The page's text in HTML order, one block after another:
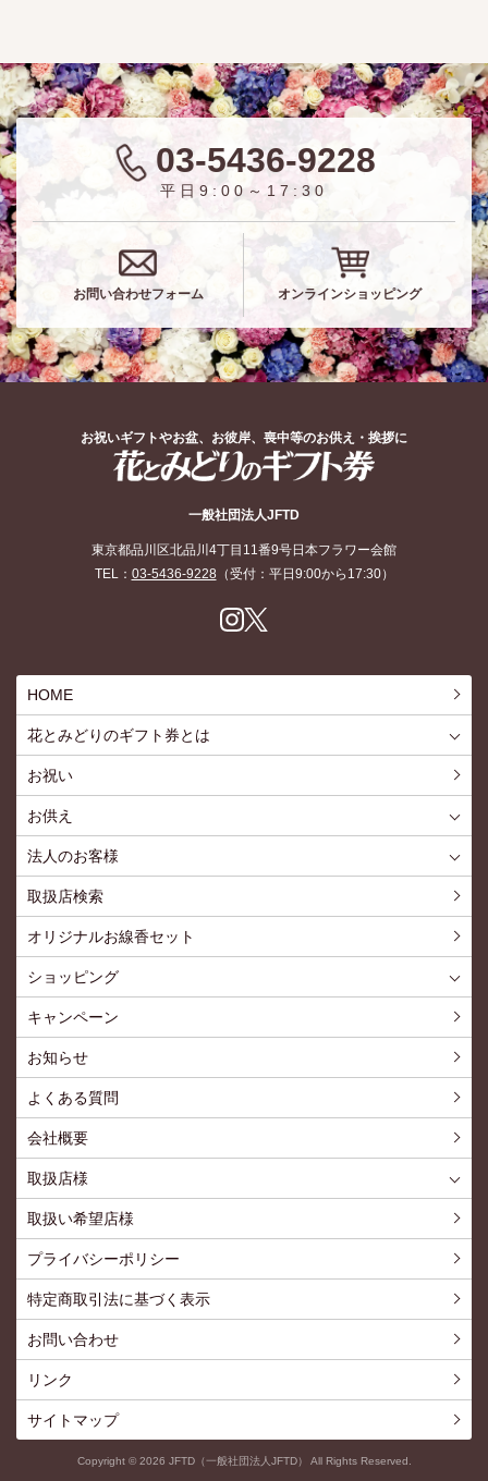
03-5436-9228
平日9:00～17:30
お問い合わせフォーム オンラインショッピング
お祝いギフトやお盆、お彼岸、喪中等のお供え・挨拶に
一般社団法人JFTD
東京都品川区北品川4丁目11番9号日本フラワー会館
TEL： 03-5436-9228 （受付：平日9:00から17:30）
HOME
花とみどりのギフト券とは
お祝い
お供え
法人のお客様
取扱店検索
オリジナルお線香セット
ショッピング
キャンペーン
お知らせ
よくある質問
会社概要
取扱店様
取扱い希望店様
プライバシーポリシー
特定商取引法に基づく表示
お問い合わせ
リンク
サイトマップ
Copyright © 2026 JFTD（一般社団法人JFTD） All Rights Reserved.